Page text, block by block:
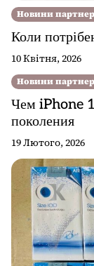
Новини
Коли
10 Квітня, 2026
Новини
Чем iPhone
поколения
19 Лютого, 2026